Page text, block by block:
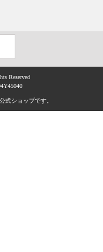
Reserved
式ショップです。